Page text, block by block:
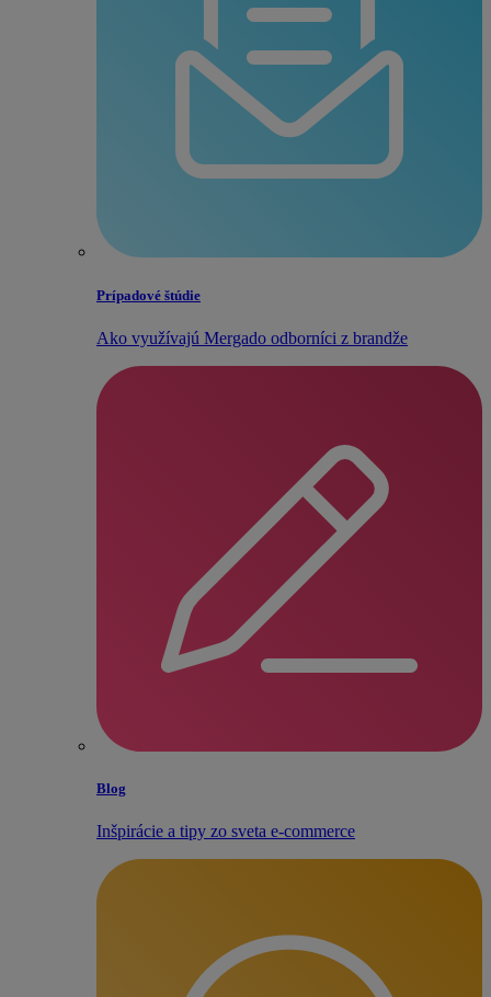
Prípadové štúdie
Ako využívajú Mergado odborníci z brandže
Blog
Inšpirácie a tipy zo sveta e‑commerce